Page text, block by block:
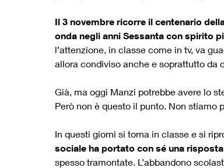
Il 3 novembre ricorre il centenario
onda negli anni Sessanta con spirito
l’attenzione, in classe come in tv, va
allora condiviso anche e soprattutto da
Già, ma oggi Manzi potrebbe avere lo
Però non è questo il punto. Non stiamo
In questi giorni si torna in classe e si
sociale ha portato con sé una
spesso tramontate. L’abbandono